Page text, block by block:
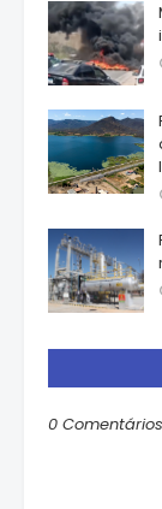
0 Comentários